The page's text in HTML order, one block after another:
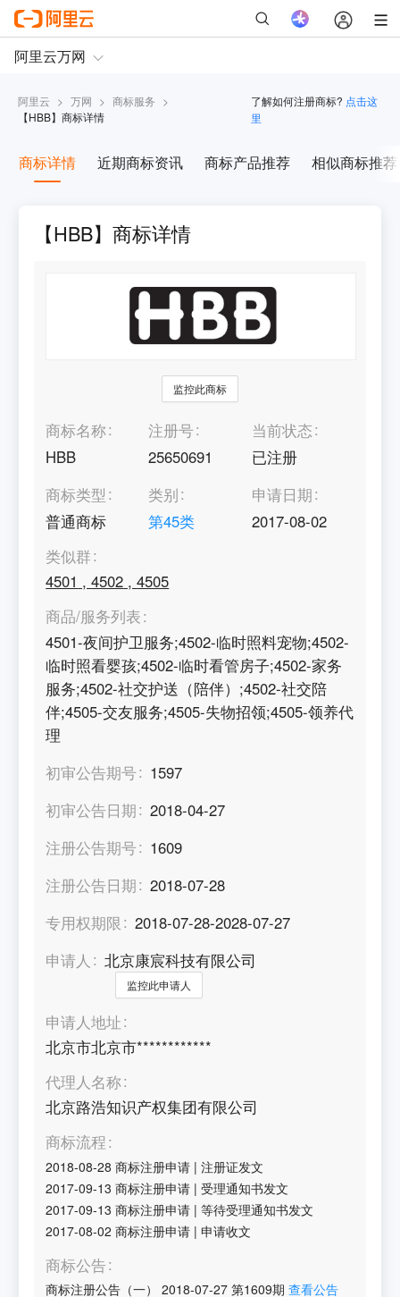
阿里云 > 万网 > 商标服务 >
【HBB】商标详情
了解如何注册商标? 点击这
里
商标详情 近期商标资讯 商标产品推荐 相似商标推荐
【HBB】商标详情
监控此商标
商标名称
HBB
注册号
25650691
当前状态
已注册
商标类型
普通商标
类别
第45类
申请日期
2017-08-02
类似群
4501 ,4502 ,4505
商品/服务列表
4501-夜间护卫服务;4502-临时照料宠物;4502-
临时照看婴孩;4502-临时看管房子;4502-家务
服务;4502-社交护送（陪伴）;4502-社交陪
伴;4505-交友服务;4505-失物招领;4505-领养代
理
初审公告期号
1597
初审公告日期
2018-04-27
注册公告期号
1609
注册公告日期
2018-07-28
专用权期限
2018-07-28-2028-07-27
申请人
北京康宸科技有限公司
监控此申请人
申请人地址
北京市北京市************
代理人名称
北京路浩知识产权集团有限公司
商标流程
2018-08-28 商标注册申请 |注册证发文
2017-09-13 商标注册申请 |受理通知书发文
2017-09-13 商标注册申请 |等待受理通知书发文
2017-08-02 商标注册申请 |申请收文
商标公告
商标注册公告（一） 2018-07-27 第1609期 查看公告